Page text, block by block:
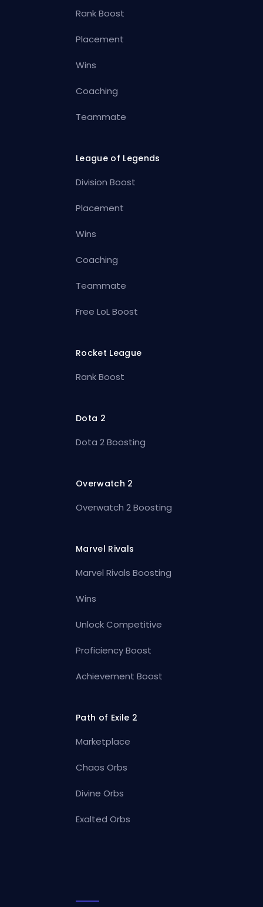
Rank Boost
Placement
Wins
Coaching
Teammate
League of Legends
Division Boost
Placement
Wins
Coaching
Teammate
Free LoL Boost
Rocket League
Rank Boost
Dota 2
Dota 2 Boosting
Overwatch 2
Overwatch 2 Boosting
Marvel Rivals
Marvel Rivals Boosting
Wins
Unlock Competitive
Proficiency Boost
Achievement Boost
Path of Exile 2
Marketplace
Chaos Orbs
Divine Orbs
Exalted Orbs